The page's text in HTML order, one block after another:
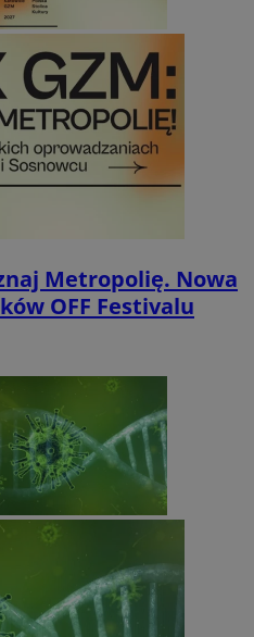
Metropolię. Nowa
OFF Festivalu